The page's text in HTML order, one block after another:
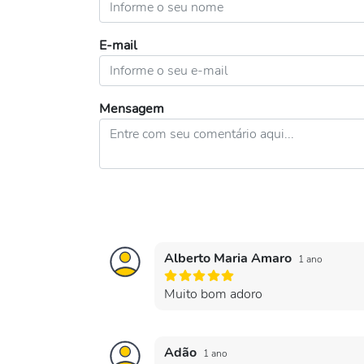
E-mail
Mensagem
Alberto Maria Amaro 1 ano
Muito bom adoro
Adão 1 ano